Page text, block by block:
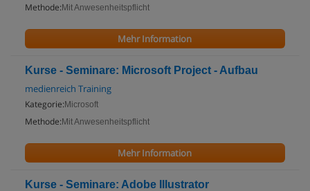
Methode: Mit Anwesenheitspflicht
Mehr Information
Kurse - Seminare: Microsoft Project - Aufbau
medienreich Training
Kategorie: Microsoft
Methode: Mit Anwesenheitspflicht
Mehr Information
Kurse - Seminare: Adobe Illustrator